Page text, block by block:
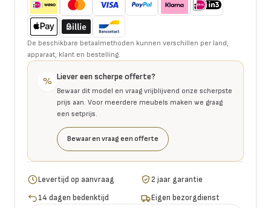
De beschikbare betaalmethoden kunnen verschillen per land,
apparaat, klant en bestelling.
% Liever een scherpe offerte?
Bewaar dit model en vraag vrijblijvend onze scherpste
prijs aan. Voor meerdere meubels maken we graag
een setprijs.
Bewaar en vraag een offerte
Levertijd op aanvraag
2 jaar garantie
14 dagen bedenktijd
Eigen bezorgdienst